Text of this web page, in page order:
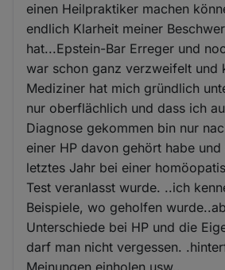
einen Heilpraktiker machen
endlich Klarheit meiner
hat...Epstein-Bar Erreger und
war schon ganz verzweifelt und
Mediziner hat mich gründlich
nur oberflächlich und dass ich
Diagnose gekommen bin nur
einer HP davon gehört habe
letztes Jahr bei einer
Test veranlasst wurde. ..ich
Beispiele, wo geholfen
Unterschiede bei HP und die
darf man nicht vergessen.